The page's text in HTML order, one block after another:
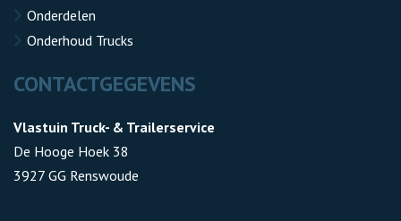
Onderdelen
Onderhoud Trucks
CONTACTGEGEVENS
Vlastuin Truck- & Trailerservice
De Hooge Hoek 38
3927 GG Renswoude